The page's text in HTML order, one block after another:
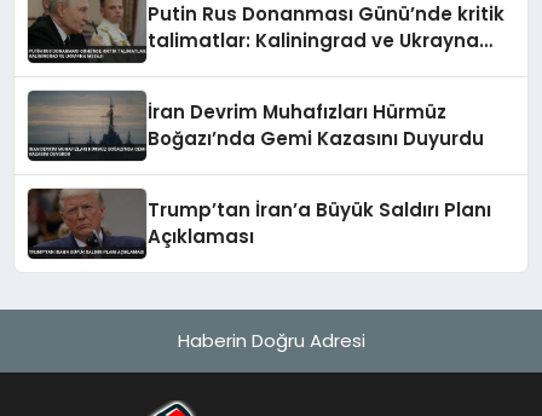
Putin Rus Donanması Günü’nde kritik
talimatlar: Kaliningrad ve Ukrayna
İran Devrim Muhafızları Hürmüz
Boğazı’nda Gemi Kazasını Duyurdu
Trump’tan İran’a Büyük Saldırı Planı
Açıklaması
Haberin Doğru Adresi